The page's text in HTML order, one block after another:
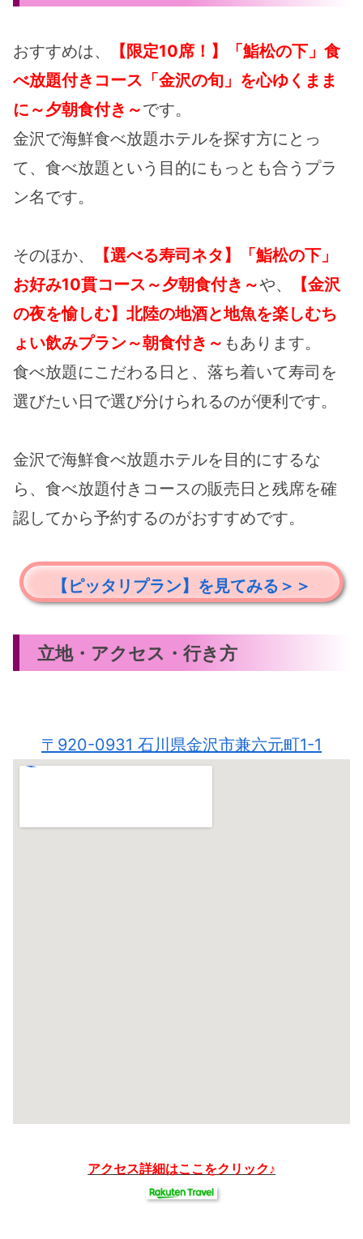
おすすめは、
【限定10席！】「鮨松の下」食
べ放題付きコース「金沢の旬」を心ゆくまま
に～夕朝食付き～です。
金沢で海鮮食べ放題ホテルを探す方にとっ
て、食べ放題という目的にもっとも合うプラ
ン名です。
そのほか、
【選べる寿司ネタ】「鮨松の下」
お好み10貫コース～夕朝食付き～や、
【金沢
の夜を愉しむ】北陸の地酒と地魚を楽しむち
ょい飲みプラン～朝食付き～ もあります。
食べ放題にこだわる日と、落ち着いて寿司を
選びたい日で選び分けられるのが便利です。
金沢で海鮮食べ放題ホテルを目的にするな
ら、食べ放題付きコースの販売日と残席を確
認してから予約するのがおすすめです。
【ピッタリプラン】を見てみる＞＞
立地・アクセス・行き方
〒920-0931 石川県金沢市兼六元町1-1
アクセス詳細はここをクリック♪